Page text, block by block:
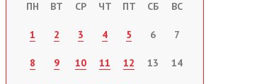
ПН ВТ СР ЧТ ПТ СБ ВС
1 2 3 4 5 6 7
8 9 10 11 12 13 14